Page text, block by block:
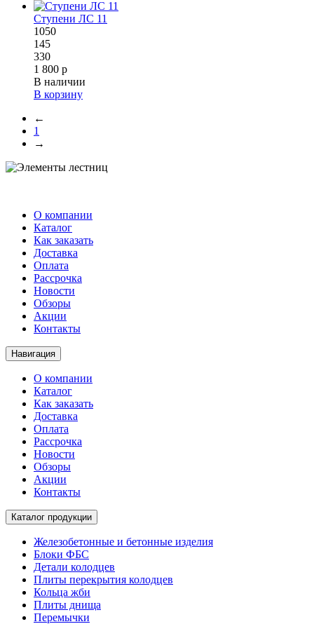
Ступени ЛС 11
1050
145
330
1 800 р
В наличии
В корзину
←
1
→
О компании
Каталог
Как заказать
Доставка
Оплата
Рассрочка
Новости
Обзоры
Акции
Контакты
Навигация
О компании
Каталог
Как заказать
Доставка
Оплата
Рассрочка
Новости
Обзоры
Акции
Контакты
Каталог продукции
Железобетонные и бетонные изделия
Блоки ФБС
Детали колодцев
Плиты перекрытия колодцев
Кольца жби
Плиты днища
Перемычки